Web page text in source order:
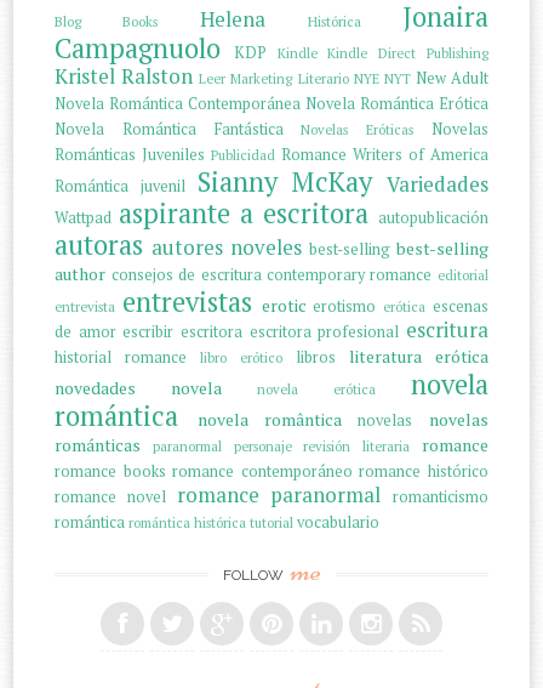
Blog
Books Helena Histórica
Jonaira
Campagnuolo
KDP Kindle Kindle Direct Publishing
Kristel Ralston Leer Marketing Literario NYE NYT New Adult
Novela Romántica Contemporánea Novela Romántica Erótica
Novela Romántica Fantástica
Novelas Eróticas
Novelas
Románticas Juveniles Publicidad Romance Writers of America
Romántica juvenil
Sianny McKay Variedades
Wattpad aspirante a escritora autopublicación
autoras autores noveles best-selling best-selling
author consejos de escritura contemporary romance editorial
entrevista entrevistas erotic erotismo erótica escenas
de amor escribir escritora escritora profesional escritura
historial romance libro erótico libros
literatura erótica
novedades
novela novela erótica
novela
romántica
novela romântica novelas
novelas
románticas
paranormal personaje revisión literaria romance
romance books romance contemporáneo romance histórico
romance novel romance paranormal romanticismo
romántica romántica histórica tutorial vocabulario
FOLLOW me